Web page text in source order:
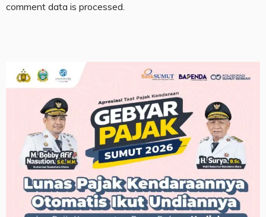
comment data is processed.